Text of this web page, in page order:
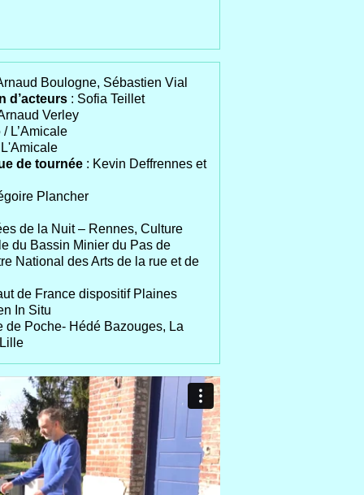
Boulogne, Sébastien Vial
d’acteurs : Sofia Teillet
Verley
L’Amicale
de tournée : Kevin Deffrennes et
Plancher
de la Nuit – Rennes, Culture
du Bassin Minier du Pas de
National des Arts de la rue et de
de France dispositif Plaines
In Situ
de Poche- Hédé Bazouges, La